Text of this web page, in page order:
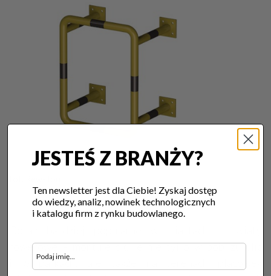
rowerowe – montuje się je nie tylko w pobliżu ulic
i w parkach, ale także na terenach placówek
JESTEŚ Z BRANŻY?
Ten newsletter jest dla Ciebie! Zyskaj dostęp
do wiedzy, analiz, nowinek technologicznych
i katalogu firm z rynku budowlanego.